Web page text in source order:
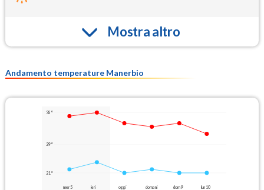
Mostra altro
Andamento temperature Manerbio
38°
29°
21°
mer 5 ieri oggi domani dom 9 lun 10